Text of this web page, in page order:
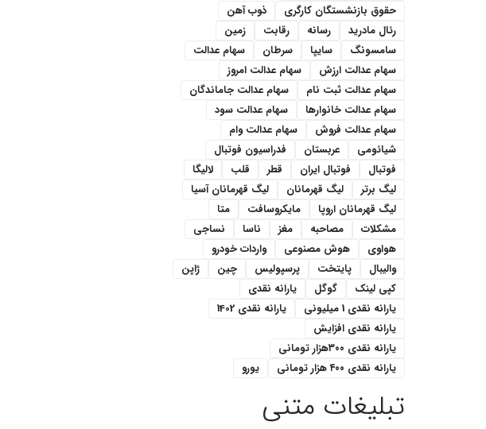
حقوق بازنشستگان کارگری
ذوب آهن
رئال مادرید
رسانه رقابت
زمین
سامسونگ
سایپا سرطان
سهام عدالت
سهام عدالت ارزش
سهام عدالت امروز
سهام عدالت ثبت نام
سهام عدالت جاماندگان
سهام عدالت خانوارها
سهام عدالت سود
سهام عدالت فروش
سهام عدالت وام
شیائومی
عربستان
فدراسیون فوتبال
فوتبال
فوتبال ایران قطر قلب
لالیگا
لیگ برتر
لیگ قهرمانان
لیگ قهرمانان آسیا
لیگ قهرمانان اروپا
مایکروسافت
متا
مشکلات
مصاحبه مغز ناسا
نساجی
هواوی
هوش مصنوعی
واردات خودرو
والیبال
پایتخت پرسپولیس چین
ژاپن
کپی لینک
گوگل
یارانه نقدی
یارانه نقدی 1 میلیونی
یارانه نقدی 1402
یارانه نقدی افزایش
یارانه نقدی ۳۰۰هزار تومانی
یارانه نقدی ۴۰۰ هزار تومانی
یورو
تبلیغات متنی